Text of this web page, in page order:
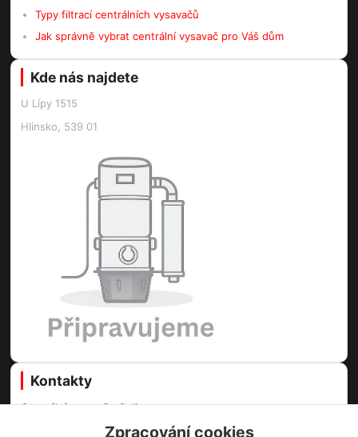
Typy filtrací centrálních vysavačů
Jak správně vybrat centrální vysavač pro Váš dům
Kde nás najdete
U Lípy 1515
Hlinsko, 539 01
Kontakty
Centrální vysavače Online
Zpracování cookies